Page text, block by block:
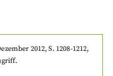
2012, S. 1208-1212,